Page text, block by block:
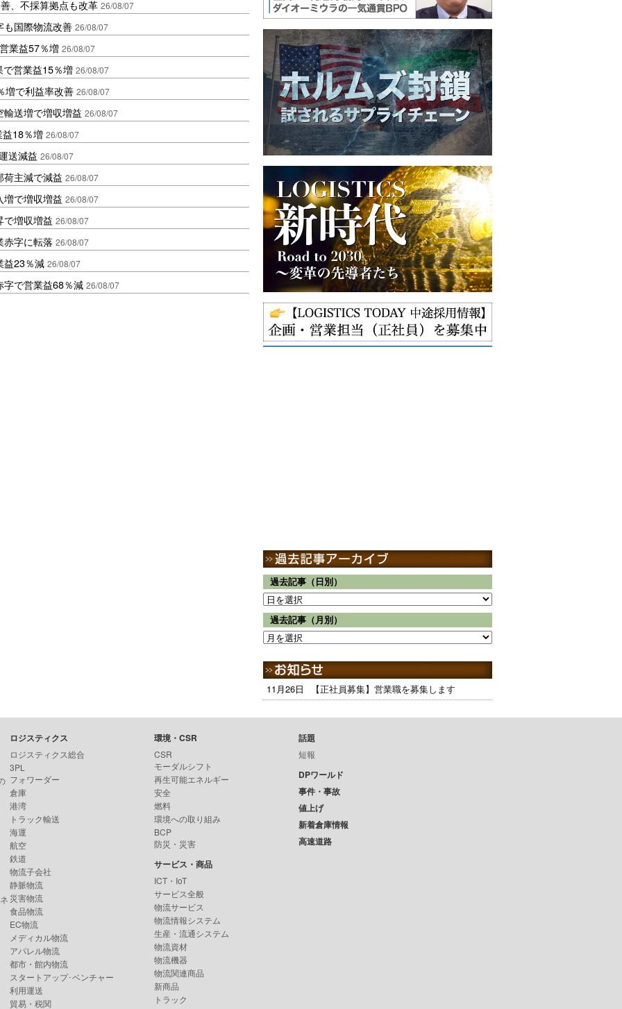
、不採算拠点も改革 26/08/07
も国際物流改善 26/08/07
業益57％増 26/08/07
営業益15％増 26/08/07
増で利益率改善 26/08/07
送増で増収増益 26/08/07
18％増 26/08/07
送減益 26/08/07
主減で減益 26/08/07
で増収増益 26/08/07
で増収増益 26/08/07
赤字に転落 26/08/07
益23％減 26/08/07
字で営業益68％減 26/08/07
過去記事（日別）
過去記事（月別）
11月26日 【正社員募集】営業職を募集します
ロジスティクス
ロジスティクス総合
3PL
フォワーダー
倉庫
港湾
トラック輸送
海運
航空
鉄道
物流子会社
静脈物流
災害物流
食品物流
EC物流
メディカル物流
アパレル物流
都市・館内物流
スタートアップ･ベンチャー
利用運送
貿易・税関
環境・CSR
CSR
モーダルシフト
再生可能エネルギー
安全
燃料
環境への取り組み
BCP
防災・災害
サービス・商品
ICT・IoT
サービス全般
物流サービス
物流情報システム
生産・流通システム
物流資材
物流機器
物流関連商品
新商品
トラック
話題
短報
DPワールド
事件・事故
値上げ
新着倉庫情報
高速道路